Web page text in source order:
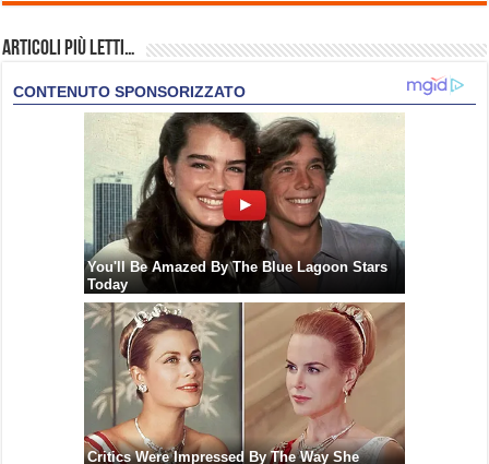
Articoli più Letti…